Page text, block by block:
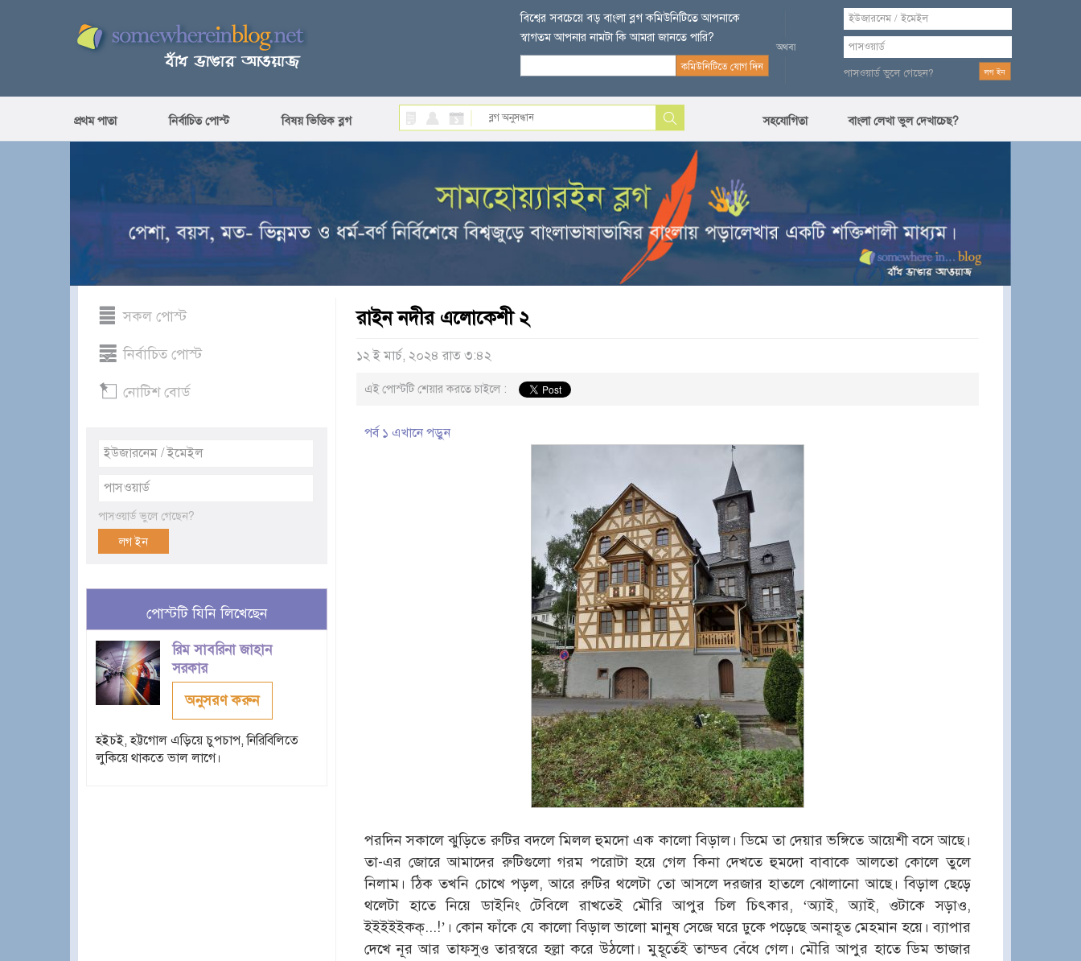
বিশ্বের সবচেয়ে বড় বাংলা ব্লগ কমিউনিটিতে আপনাকে
স্বাগতম আপনার নামটা কি আমরা জানতে পারি?
পাসওয়ার্ড ভুলে গেছেন?
প্রথম পাতা নির্বাচিত পোস্ট বিষয় ভিত্তিক ব্লগ সহযোগিতা বাংলা লেখা ভুল দেখাচেছ?
সকল পোস্ট
নির্বাচিত পোস্ট
নোটিশ বোর্ড
পাসওয়ার্ড ভুলে গেছেন?
পোস্টটি যিনি লিখেছেন
রিম সাবরিনা জাহান
সরকার
অনুসরণ করুন
হইচই, হট্টগোল এড়িয়ে চুপচাপ, নিরিবিলিতে
লুকিয়ে থাকতে ভাল লাগে।
রাইন নদীর এলোকেশী ২
১২ ই মার্চ, ২০২৪ রাত ৩:৪২
এই পোস্টটি শেয়ার করতে চাইলে :
পর্ব ১ এখানে পড়ুন
পরদিন সকালে ঝুড়িতে রুটির বদলে মিলল হুমদো এক কালো বিড়াল। ডিমে তা দেয়ার ভঙ্গিতে আয়েশী বসে আছে।
তা-এর জোরে আমাদের রুটিগুলো গরম পরোটা হয়ে গেল কিনা দেখতে হুমদো বাবাকে আলতো কোলে তুলে
নিলাম। ঠিক তখনি চোখে পড়ল, আরে রুটির থলেটা তো আসলে দরজার হাতলে ঝোলানো আছে। বিড়াল ছেড়ে
থলেটা হাতে নিয়ে ডাইনিং টেবিলে রাখতেই মৌরি আপুর চিল চিৎকার, ‘অ্যাই, অ্যাই, ওটাকে সড়াও,
ইইইইইকক্...!’। কোন ফাঁকে যে কালো বিড়াল ভালো মানুষ সেজে ঘরে ঢুকে পড়েছে অনাহূত মেহমান হয়ে। ব্যাপার
দেখে নূর আর তাফসুও তারস্বরে হল্লা করে উঠলো। মুহূর্তেই তান্ডব বেঁধে গেল। মৌরি আপুর হাতে ডিম ভাজার